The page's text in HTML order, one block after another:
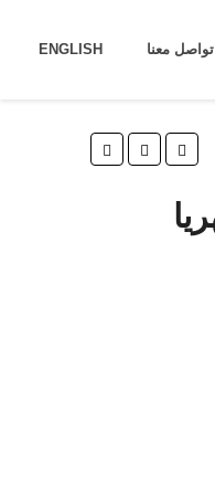
تواصل معنا ENGLISH